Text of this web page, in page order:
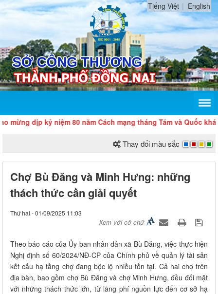
Tiếng Việt English
dịp kỷ niệm 80 năm Cách mạng tháng Tám và Quốc khánh 2/
Thay đổi màu sắc
Chợ Bù Đăng và Minh Hưng: những
thách thức cần giải quyết
Thứ hai - 01/09/2025 11:03
Xem với cỡ chữ
Theo báo cáo của Ủy ban nhân dân xã Bù Đăng, việc thực hiện
Nghị định số 60/2024/NĐ-CP của Chính phủ về quản lý tài sản
kết cấu hạ tầng chợ đang bộc lộ nhiều tồn tại. Cả hai chợ trên
địa bàn, bao gồm chợ Bù Đăng và chợ Minh Hưng, đều đối mặt
với những thách thức lớn, từ lãng phí nguồn lực đến cơ sở hạ